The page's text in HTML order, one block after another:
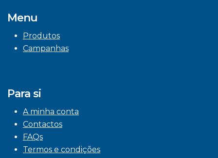
Menu
Produtos
Campanhas
Para si
A minha conta
Contactos
FAQs
Termos e condições